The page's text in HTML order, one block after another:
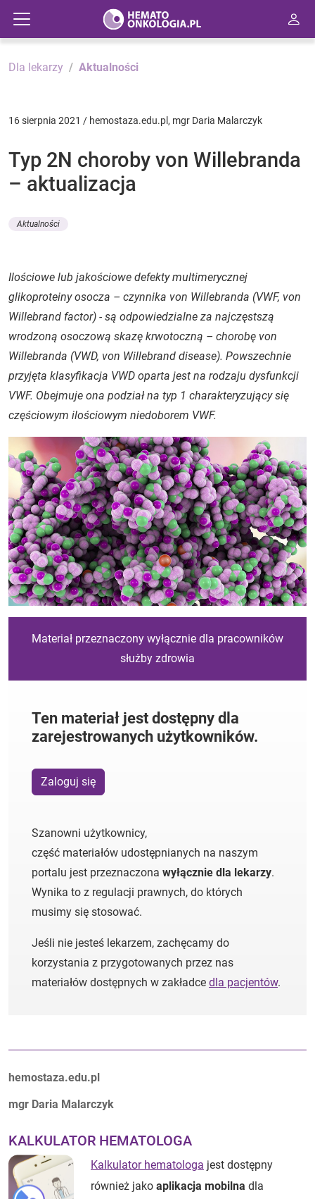
Dla lekarzy Aktualności
16 sierpnia 2021 / hemostaza.edu.pl, mgr Daria Malarczyk
Typ 2N choroby von Willebranda
– aktualizacja
Aktualności
Ilościowe lub jakościowe defekty multimerycznej
glikoproteiny osocza – czynnika von Willebranda (VWF, von
Willebrand factor) - są odpowiedzialne za najczęstszą
wrodzoną osoczową skazę krwotoczną – chorobę von
Willebranda (VWD, von Willebrand disease). Powszechnie
przyjęta klasyfikacja VWD oparta jest na rodzaju dysfunkcji
VWF. Obejmuje ona podział na typ 1 charakteryzujący się
częściowym ilościowym niedoborem VWF.
Materiał przeznaczony wyłącznie dla pracowników
służby zdrowia
Ten materiał jest dostępny dla
zarejestrowanych użytkowników.
Zaloguj się
Szanowni użytkownicy,
część materiałów udostępnianych na naszym
portalu jest przeznaczona wyłącznie dla lekarzy.
Wynika to z regulacji prawnych, do których
musimy się stosować.
Jeśli nie jesteś lekarzem, zachęcamy do
korzystania z przygotowanych przez nas
materiałów dostępnych w zakładce dla pacjentów.
Autorzy:
hemostaza.edu.pl
mgr Daria Malarczyk
KALKULATOR HEMATOLOGA
Kalkulator hematologa jest dostępny
również jako aplikacja mobilna dla